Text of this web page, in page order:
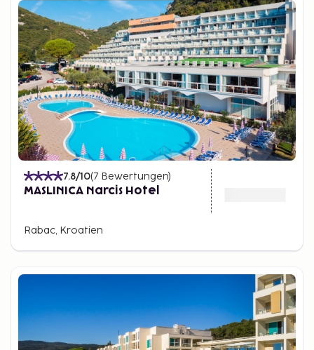
7.8/10(7 Bewertungen)
MASLINICA Narcis Hotel
Rabac, Kroatien